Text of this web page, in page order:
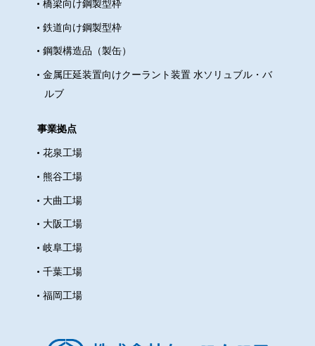
橋梁向け鋼製型枠
鉄道向け鋼製型枠
鋼製構造品（製缶）
金属圧延装置向けクーラント装置 水ソリュブル・バ
ルブ
事業拠点
花泉工場
熊谷工場
大曲工場
大阪工場
岐阜工場
千葉工場
福岡工場